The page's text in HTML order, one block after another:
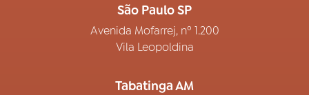
São Paulo SP
Avenida Mofarrej, nº 1.200
Vila Leopoldina
Tabatinga AM